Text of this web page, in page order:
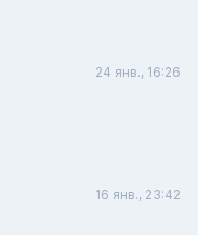
24 янв., 16:26
16 янв., 23:42